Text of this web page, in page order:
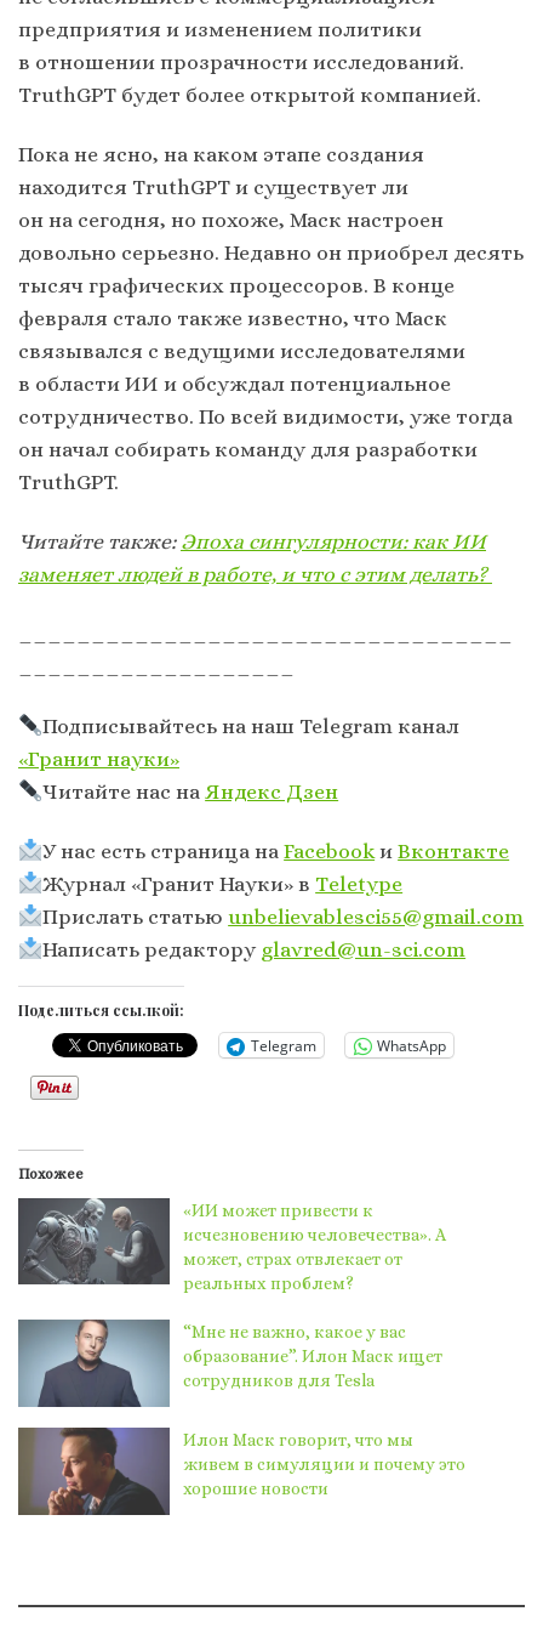
предприятия и изменением политики
в отношении прозрачности исследований.
TruthGPT будет более открытой компанией.
Пока не ясно, на каком этапе создания
находится TruthGPT и существует ли
он на сегодня, но похоже, Маск настроен
довольно серьезно. Недавно он приобрел десять
тысяч графических процессоров. В конце
февраля стало также известно, что Маск
связывался с ведущими исследователями
в области ИИ и обсуждал потенциальное
сотрудничество. По всей видимости, уже тогда
он начал собирать команду для разработки
TruthGPT.
Читайте также: Эпоха сингулярности: как ИИ
заменяет людей в работе, и что с этим делать?
Подписывайтесь на наш Telegram канал
«Гранит науки»
Читайте нас наЯндекс Дзен
У нас есть страница наFacebookиВконтакте
Журнал «Гранит Науки» в Тeletype
Прислать статьюunbelievablesci55@gmail.com
Написать редактору glavred@un-sci.com
Поделиться ссылкой:
Telegram WhatsApp
Похожее
«ИИ может привести к
исчезновению человечества». А
может, страх отвлекает от
реальных проблем?
“Мне не важно, какое у вас
образование”. Илон Маск ищет
сотрудников для Tesla
Илон Маск говорит, что мы
живем в симуляции и почему это
хорошие новости